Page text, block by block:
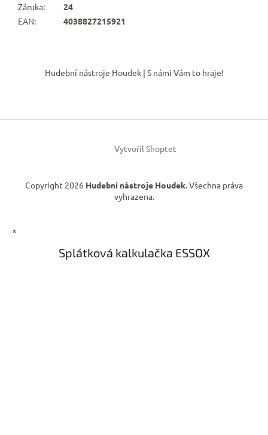
Záruka:
24
EAN: 4038827215921
í
Hudební nástroje Houdek | S námi Vám to hraje!
Vytvořil Shoptet
Copyright 2026 Hudební nástroje Houdek. Všechna práva
vyhrazena.
×
Splátková kalkulačka ESSOX